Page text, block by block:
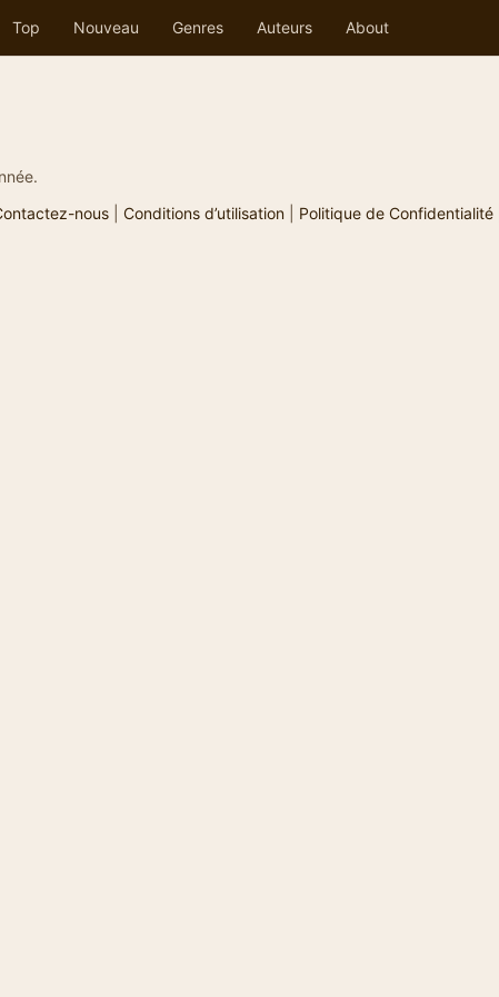
Top Nouveau Genres Auteurs About
nous| Conditions d’utilisation| Politique de Confidentialité|